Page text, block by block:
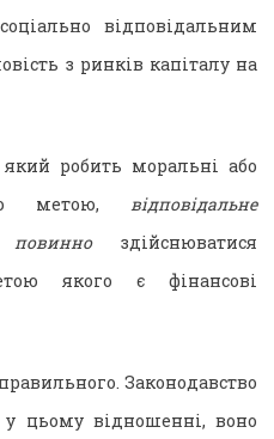
відповідальним
з ринків капіталу на
робить моральні або
метою, відповідальне
здійснюватися
якого є фінансові
Законодавство
цьому відношенні, воно